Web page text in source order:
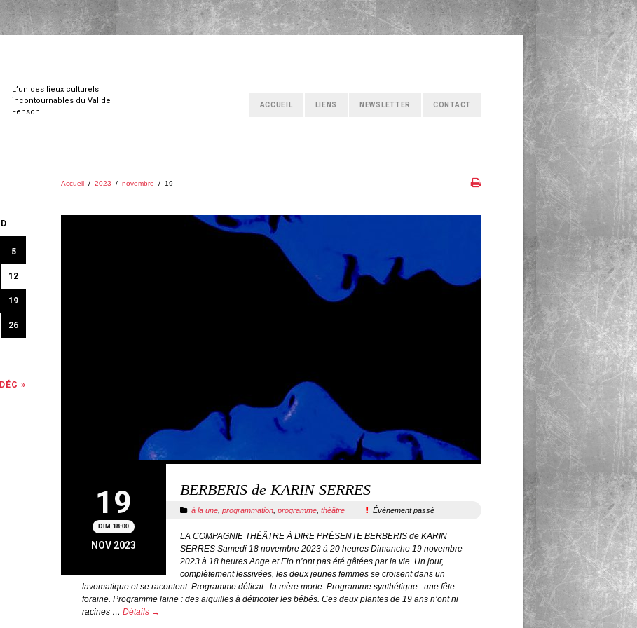
L’un des lieux culturels
incontournables du Val de
Fensch.
ACCUEIL LIENS NEWSLETTER CONTACT
Accueil / 2023 / novembre / 19
19
DIM 18:00
NOV 2023
BERBERIS de KARIN SERRES
à la une programmation programme théâtre Évènement passé
LA COMPAGNIE THÉÂTRE À DIRE PRÉSENTE BERBERIS de KARIN
SERRES Samedi 18 novembre 2023 à 20 heures Dimanche 19 novembre
2023 à 18 heures Ange et Elo n’ont pas été gâtées par la vie. Un jour,
complètement lessivées, les deux jeunes femmes se croisent dans un
lavomatique et se racontent. Programme délicat : la mère morte. Programme synthétique : une fête
foraine. Programme laine : des aiguilles à détricoter les bébés. Ces deux plantes de 19 ans n’ont ni
racines … Détails →
D
DÉC »
5
12
19
26